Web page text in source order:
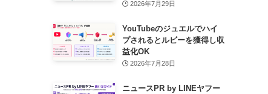
2026年7月29日
YouTubeのジュエルでハイ
プされるとルビーを獲得し収
益化OK
2026年7月28日
ニュースPR by LINEヤフー